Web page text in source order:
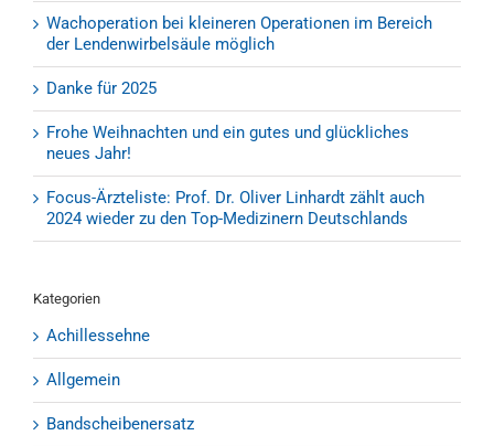
Wachoperation bei kleineren Operationen im Bereich
der Lendenwirbelsäule möglich
Danke für 2025
Frohe Weihnachten und ein gutes und glückliches
neues Jahr!
Focus-Ärzteliste: Prof. Dr. Oliver Linhardt zählt auch
2024 wieder zu den Top-Medizinern Deutschlands
Kategorien
Achillessehne
Allgemein
Bandscheibenersatz